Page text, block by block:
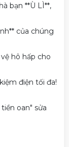
bạn **Ù LÌ**,
của chúng
hô hấp cho
điện tối đa!
oan" sửa